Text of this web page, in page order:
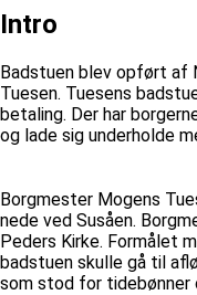
Intro
Badstuen blev opført af
Tuesen. Tuesens
betaling. Der har
og lade sig underholde
Borgmester Mogens
nede ved Susåen.
Peders Kirke. Formålet
badstuen skulle gå til
som stod for tidebønner